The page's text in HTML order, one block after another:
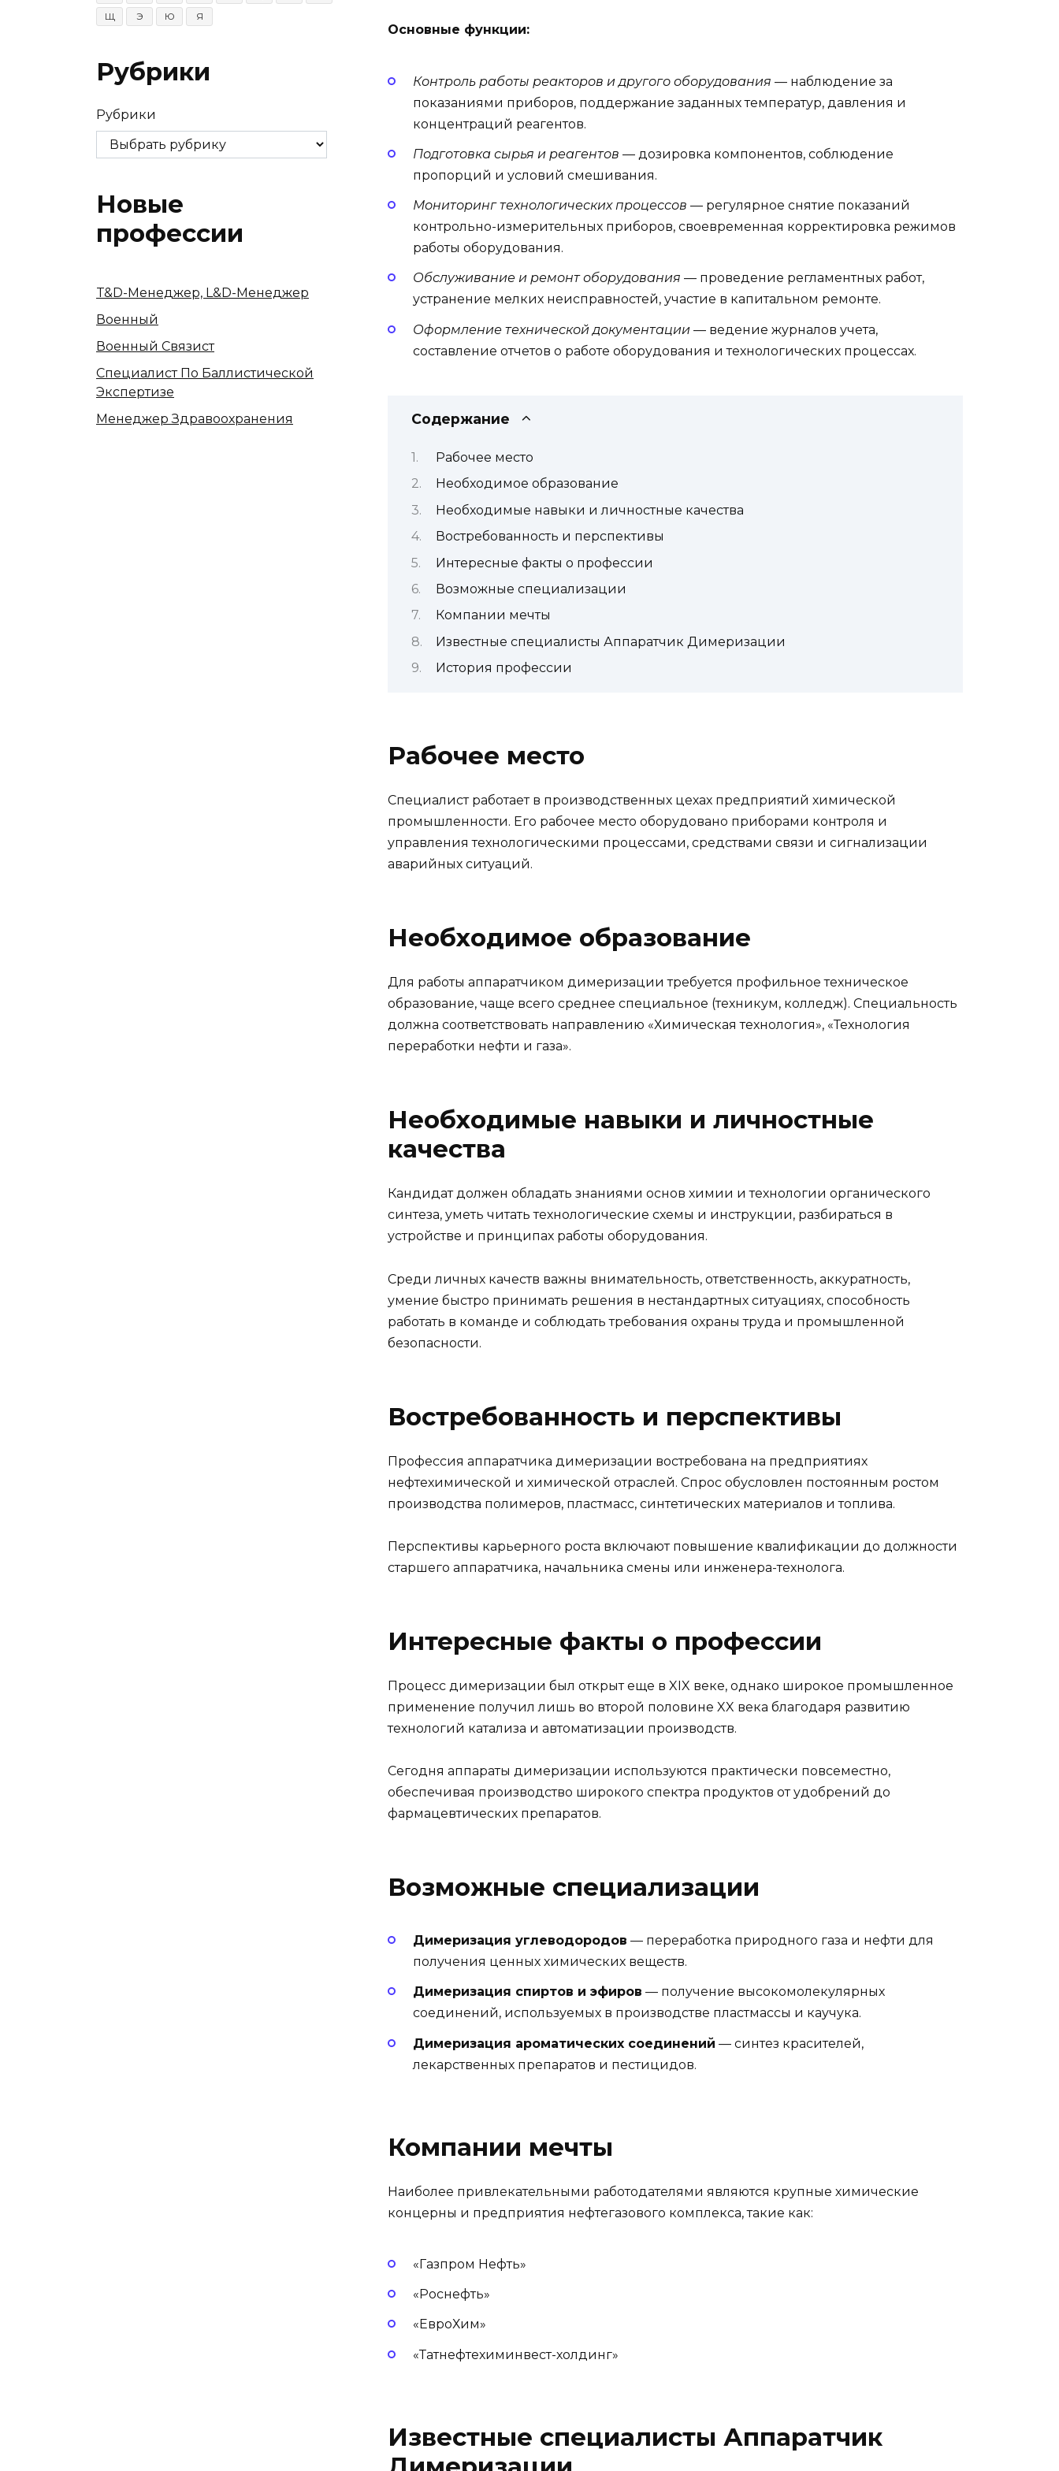
Основные функции:
Контроль работы реакторов и другого оборудования — наблюдение за
показаниями приборов, поддержание заданных температур, давления и
концентраций реагентов.
Подготовка сырья и реагентов — дозировка компонентов, соблюдение
пропорций и условий смешивания.
Мониторинг технологических процессов — регулярное снятие показаний
контрольно-измерительных приборов, своевременная корректировка режимов
работы оборудования.
Обслуживание и ремонт оборудования — проведение регламентных работ,
устранение мелких неисправностей, участие в капитальном ремонте.
Оформление технической документации — ведение журналов учета,
составление отчетов о работе оборудования и технологических процессах.
Содержание
Рабочее место
Необходимое образование
Необходимые навыки и личностные качества
Востребованность и перспективы
Интересные факты о профессии
Возможные специализации
Компании мечты
Известные специалисты Аппаратчик Димеризации
История профессии
Рабочее место
Специалист работает в производственных цехах предприятий химической
промышленности. Его рабочее место оборудовано приборами контроля и
управления технологическими процессами, средствами связи и сигнализации
аварийных ситуаций.
Необходимое образование
Для работы аппаратчиком димеризации требуется профильное техническое
образование, чаще всего среднее специальное (техникум, колледж). Специальность
должна соответствовать направлению «Химическая технология», «Технология
переработки нефти и газа».
Необходимые навыки и личностные
качества
Кандидат должен обладать знаниями основ химии и технологии органического
синтеза, уметь читать технологические схемы и инструкции, разбираться в
устройстве и принципах работы оборудования.
Среди личных качеств важны внимательность, ответственность, аккуратность,
умение быстро принимать решения в нестандартных ситуациях, способность
работать в команде и соблюдать требования охраны труда и промышленной
безопасности.
Востребованность и перспективы
Профессия аппаратчика димеризации востребована на предприятиях
нефтехимической и химической отраслей. Спрос обусловлен постоянным ростом
производства полимеров, пластмасс, синтетических материалов и топлива.
Перспективы карьерного роста включают повышение квалификации до должности
старшего аппаратчика, начальника смены или инженера-технолога.
Интересные факты о профессии
Процесс димеризации был открыт еще в XIX веке, однако широкое промышленное
применение получил лишь во второй половине XX века благодаря развитию
технологий катализа и автоматизации производств.
Сегодня аппараты димеризации используются практически повсеместно,
обеспечивая производство широкого спектра продуктов от удобрений до
фармацевтических препаратов.
Возможные специализации
Димеризация углеводородов — переработка природного газа и нефти для
получения ценных химических веществ.
Димеризация спиртов и эфиров — получение высокомолекулярных
соединений, используемых в производстве пластмассы и каучука.
Димеризация ароматических соединений — синтез красителей,
лекарственных препаратов и пестицидов.
Компании мечты
Наиболее привлекательными работодателями являются крупные химические
концерны и предприятия нефтегазового комплекса, такие как:
«Газпром Нефть»
«Роснефть»
«ЕвроХим»
«Татнефтехиминвест-холдинг»
Известные специалисты Аппаратчик
Щ
Э Ю Я
Рубрики
Рубрики
Новые
профессии
T&D-Менеджер, L&D-Менеджер
Военный
Военный Связист
Специалист По Баллистической
Экспертизе
Менеджер Здравоохранения